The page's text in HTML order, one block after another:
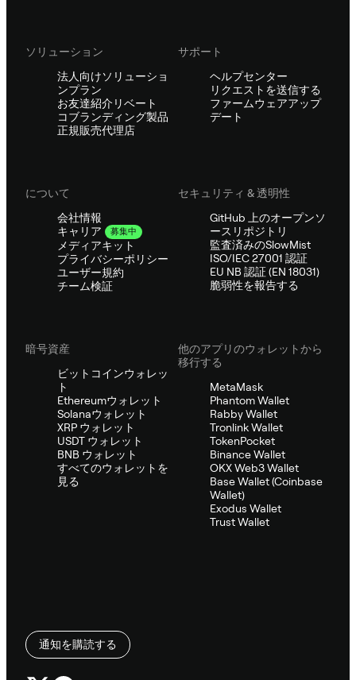
ソリューション
法人向けソリューショ
ンプラン
お友達紹介リベート
コブランディング製品
正規販売代理店
サポート
ヘルプセンター
リクエストを送信する
ファームウェアアップ
デート
について
会社情報
キャリア
募集中
メディアキット
プライバシーポリシー
ユーザー規約
チーム検証
セキュリティ & 透明性
GitHub 上のオープンソ
ースリポジトリ
監査済みのSlowMist
ISO/IEC 27001 認証
EU NB 認証 (EN 18031)
脆弱性を報告する
暗号資産
ビットコインウォレッ
ト
Ethereumウォレット
Solanaウォレット
XRP ウォレット
USDT ウォレット
BNB ウォレット
すべてのウォレットを
見る
他のアプリのウォレットから
移行する
MetaMask
Phantom Wallet
Rabby Wallet
Tronlink Wallet
TokenPocket
Binance Wallet
OKX Web3 Wallet
Base Wallet (Coinbase
Wallet)
Exodus Wallet
Trust Wallet
通知を購読する